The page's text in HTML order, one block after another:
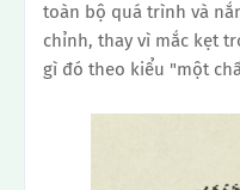
toàn bộ quá trình và
chỉnh, thay vì mắc kẹt
gì đó theo kiểu "một